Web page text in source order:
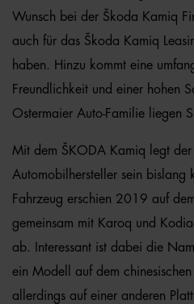
Wunsch bei der Škoda Kamiq
auch für das Škoda Kamiq
haben. Hinzu kommt eine
Freundlichkeit und einer hohen
Ostermaier Auto-Familie liegen
Mit dem ŠKODA Kamiq legt der
Automobilhersteller sein bislang
Fahrzeug erschien 2019 auf
gemeinsam mit Karoq und
ab. Interessant ist dabei die
ein Modell auf dem
allerdings auf einer anderen